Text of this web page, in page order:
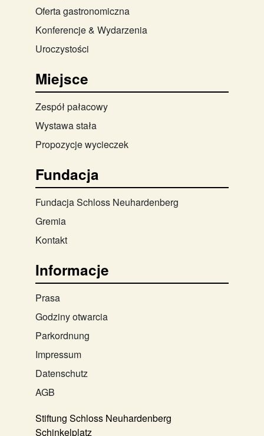
Oferta gastronomiczna
Konferencje & Wydarzenia
Uroczystości
Miejsce
Zespół pałacowy
Wystawa stała
Propozycje wycieczek
Fundacja
Fundacja Schloss Neuhardenberg
Gremia
Kontakt
Informacje
Prasa
Godziny otwarcia
Parkordnung
Impressum
Datenschutz
AGB
Stiftung Schloss Neuhardenberg
Schinkelplatz